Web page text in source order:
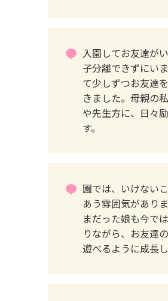
入園してお友達が
子分離できずにい
て少しずつお友達
きました。母親の
や先生方に、日々
す。
園では、いけない
あう雰囲気があり
まだった娘も今で
りながら、お友達
遊べるように成長